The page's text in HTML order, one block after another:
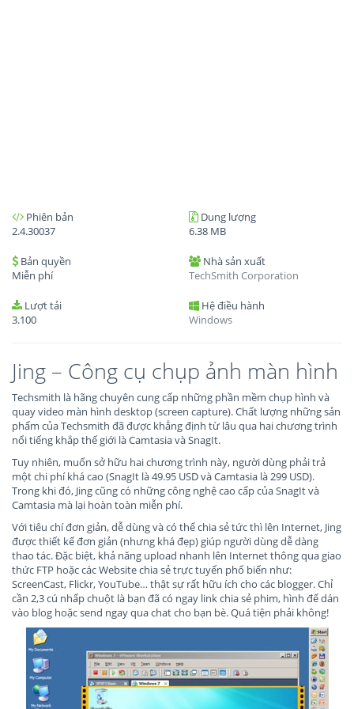
Phiên bản
2.4.30037
Dung lượng
6.38 MB
Bản quyền
Miễn phí
Nhà sản xuất
TechSmith Corporation
Lượt tải
3.100
Hệ điều hành
Windows
Jing – Công cụ chụp ảnh màn hình
Techsmith là hãng chuyên cung cấp những phần mềm chụp hình và
quay video màn hình desktop (screen capture). Chất lượng những sản
phẩm của Techsmith đã được khẳng định từ lâu qua hai chương trình
nổi tiếng khắp thế giới là Camtasia và SnagIt.
Tuy nhiên, muốn sở hữu hai chương trình này, người dùng phải trả
một chi phí khá cao (SnagIt là 49.95 USD và Camtasia là 299 USD).
Trong khi đó, Jing cũng có những công nghệ cao cấp của SnagIt và
Camtasia mà lại hoàn toàn miễn phí.
Với tiêu chí đơn giản, dễ dùng và có thể chia sẻ tức thì lên Internet, Jing
được thiết kế đơn giản (nhưng khá đẹp) giúp người dùng dễ dàng
thao tác. Đặc biệt, khả năng upload nhanh lên Internet thông qua giao
thức FTP hoặc các Website chia sẻ trực tuyến phổ biến như:
ScreenCast, Flickr, YouTube… thật sự rất hữu ích cho các blogger. Chỉ
cần 2,3 cú nhấp chuột là bạn đã có ngay link chia sẻ phim, hình để dán
vào blog hoặc send ngay qua chat cho bạn bè. Quá tiện phải không!